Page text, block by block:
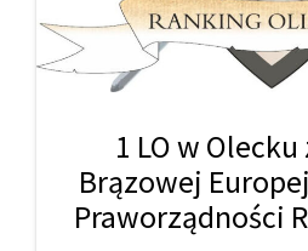
1 LO w
Brązowej
Praworządności